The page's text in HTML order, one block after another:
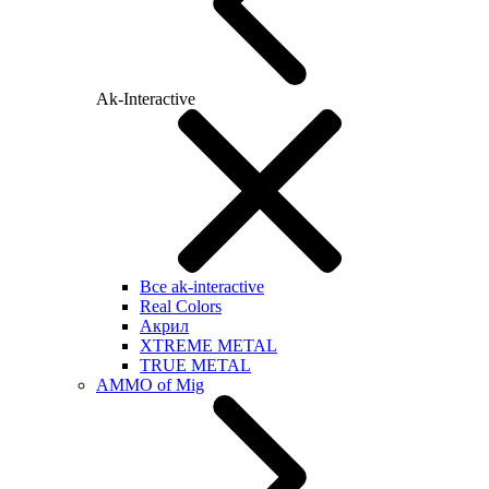
Ak-Interactive
Все ak-interactive
Real Colors
Акрил
XTREME METAL
TRUE METAL
AMMO of Mig